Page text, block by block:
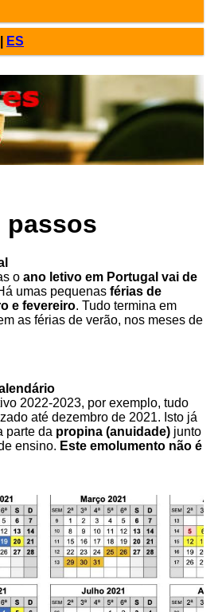
ES
passos
o ano letivo em Portugal vai de
umas pequenas férias de
e fevereiro. Tudo termina em
as férias de verão, nos meses de
2022-2023, por exemplo, tudo
até dezembro de 2021. Isto já
parte da propina (anuidade) junto
ensino. Este emolumento não é